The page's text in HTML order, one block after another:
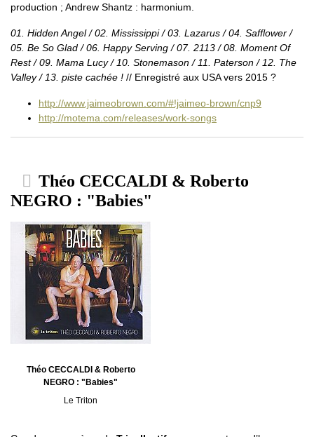
production ; Andrew Shantz : harmonium.
01. Hidden Angel / 02. Mississippi / 03. Lazarus / 04. Safflower /
05. Be So Glad / 06. Happy Serving / 07. 2113 / 08. Moment Of
Rest / 09. Mama Lucy / 10. Stonemason / 11. Paterson / 12. The
Valley / 13. piste cachée ! // Enregistré aux USA vers 2015 ?
http://www.jaimeobrown.com/#!jaimeo-brown/cnp9
http://motema.com/releases/work-songs
Théo CECCALDI & Roberto
NEGRO : "Babies"
Théo CECCALDI & Roberto
NEGRO : "Babies"
Le Triton